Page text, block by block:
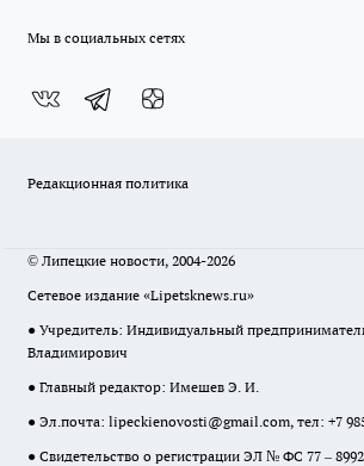
Мы в социальных сетях
Редакционная политика
© Липецкие новости, 2004-2026
Сетевое издание «Lipetsknews.ru»
● Учредитель: Индивидуальный
Владимирович
● Главный редактор: Имешев Э. И.
● Эл.почта: lipeckienovosti@gmail.com, тел: +7
● Свидетельство о регистрации ЭЛ № ФС 77 –